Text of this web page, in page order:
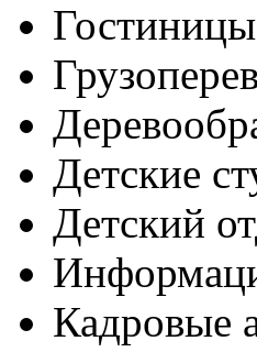
Гостиницы
Детские
Детский
Кадровые